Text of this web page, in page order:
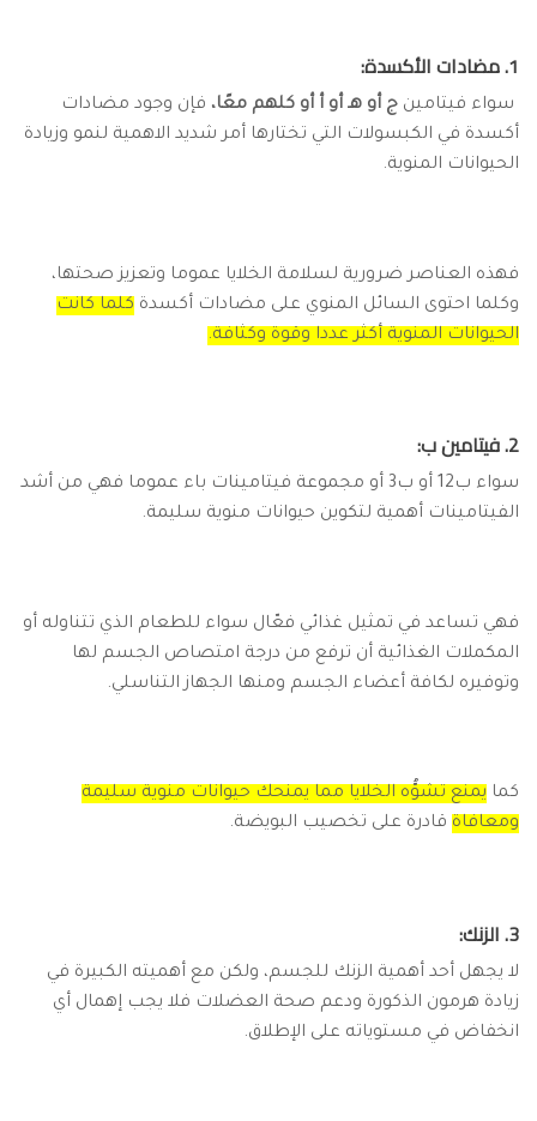
1. مضادات الأكسدة:
سواء فيتامين ج أو هـ أو أ أو كلهم معًا، فإن وجود مضادات
أكسدة في الكبسولات التي تختارها أمر شديد الاهمية لنمو وزيادة
الحيوانات المنوية.
فهذه العناصر ضرورية لسلامة الخلايا عموما وتعزيز صحتها،
وكلما احتوى السائل المنوي على مضادات أكسدة كلما كانت
الحيوانات المنوية أكثر عددا وقوة وكثافة.
2. فيتامين ب:
سواء ب12 أو ب3 أو مجموعة فيتامينات باء عموما فهي من أشد
الفيتامينات أهمية لتكوين حيوانات منوية سليمة.
فهي تساعد في تمثيل غذائي فعّال سواء للطعام الذي تتناوله أو
المكملات الغذائية أن ترفع من درجة امتصاص الجسم لها
وتوفيره لكافة أعضاء الجسم ومنها الجهاز التناسلي.
كما يمنع تشوُّه الخلايا مما يمنحك حيوانات منوية سليمة
ومعافاة قادرة على تخصيب البويضة.
3. الزنك:
لا يجهل أحد أهمية الزنك للجسم، ولكن مع أهميته الكبيرة في
زيادة هرمون الذكورة ودعم صحة العضلات فلا يجب إهمال أي
انخفاض في مستوياته على الإطلاق.